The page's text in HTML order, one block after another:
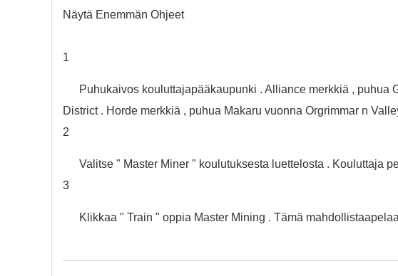
Näytä Enemmän Ohjeet
1
Puhukaivos kouluttajapääkaupunki . Alliance merkkiä , puhua
District . Horde merkkiä , puhua Makaru vuonna Orgrimmar n
2
Valitse " Master Miner " koulutuksesta luettelosta . Kouluttaja
3
Klikkaa " Train " oppia Master Mining . Tämä